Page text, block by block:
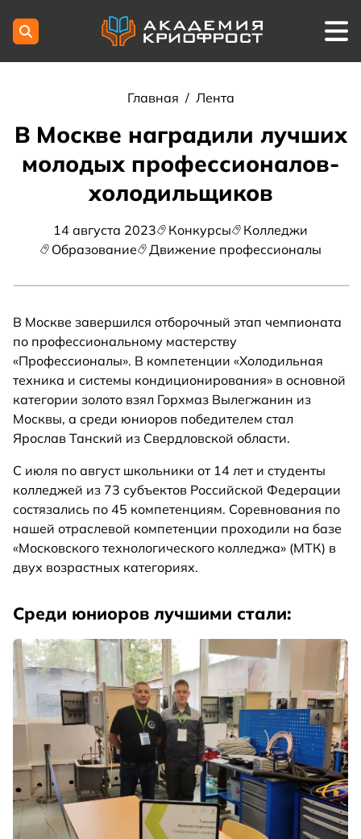
Главная / Лента
В Москве наградили лучших
молодых профессионалов-
холодильщиков
14 августа 2023 Конкурсы
Колледжи
Образование
Движение профессионалы
В Москве завершился отборочный этап чемпионата
по профессиональному мастерству
«Профессионалы». В компетенции «Холодильная
техника и системы кондиционирования» в основной
категории золото взял Горхмаз Вылегжанин из
Москвы, а среди юниоров победителем стал
Ярослав Танский из Свердловской области.
С июля по август школьники от 14 лет и студенты
колледжей из 73 субъектов Российской Федерации
состязались по 45 компетенциям. Соревнования по
нашей отраслевой компетенции проходили на базе
«Московского технологического колледжа» (МТК) в
двух возрастных категориях.
Среди юниоров лучшими стали: